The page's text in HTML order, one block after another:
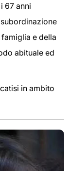
67 anni
e della
abituale ed
in ambito